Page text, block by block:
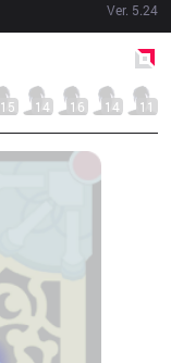
Ver. 5.24
15 14 16 14 11